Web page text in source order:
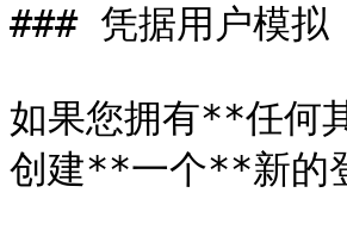
### 凭据用户模拟
如果您拥有**任何
创建**一个**新的